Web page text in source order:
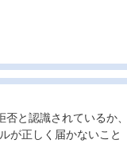
と認識されているか、
が正しく届かないこと